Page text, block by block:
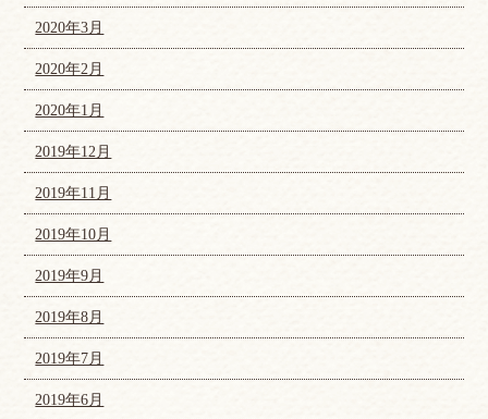
2020年3月
2020年2月
2020年1月
2019年12月
2019年11月
2019年10月
2019年9月
2019年8月
2019年7月
2019年6月